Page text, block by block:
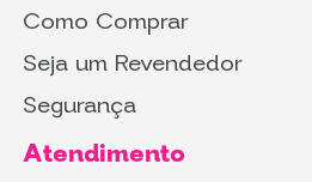
Como Comprar
Seja um Revendedor
Segurança
Atendimento